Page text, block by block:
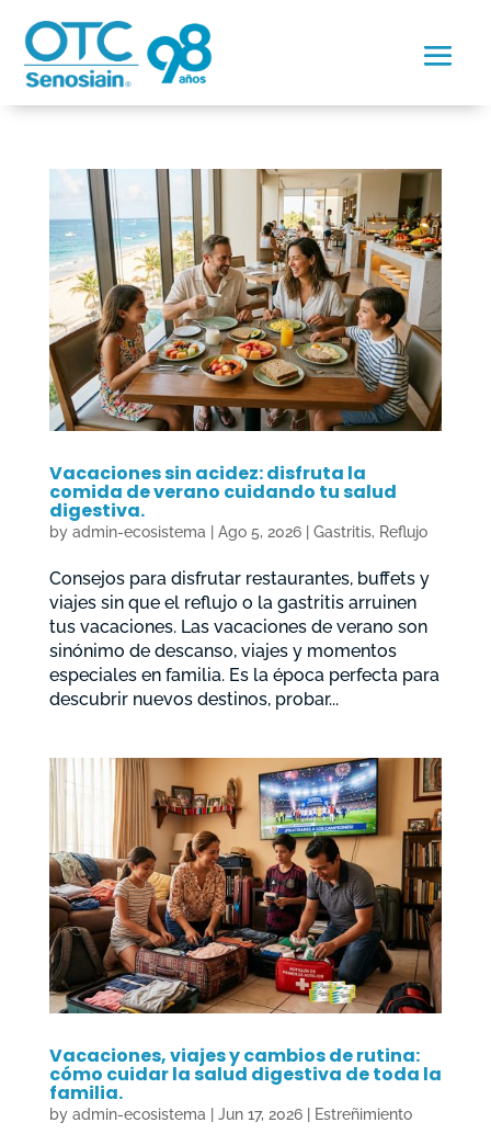
Vacaciones sin acidez: disfruta la
comida de verano cuidando tu salud
digestiva.
by admin-ecosistema Ago 5, 2026| Gastritis, Reflujo
Consejos para disfrutar restaurantes, buffets y
viajes sin que el reflujo o la gastritis arruinen
tus vacaciones. Las vacaciones de verano son
sinónimo de descanso, viajes y momentos
especiales en familia. Es la época perfecta para
descubrir nuevos destinos, probar...
Vacaciones, viajes y cambios de rutina:
cómo cuidar la salud digestiva de toda la
familia.
by admin-ecosistema Jun 17, 2026| Estreñimiento